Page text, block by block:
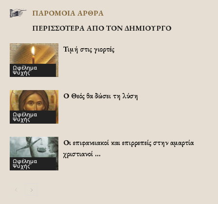
ΠΑΡΟΜΟΙΑ ΑΡΘΡΑ
ΠΕΡΙΣΣΟΤΕΡΑ ΑΠΟ ΤΟΝ ΔΗΜΙΟΥΡΓΟ
Ωφέλημα
Ψυχής
Τιμή στις γιορτές
Ωφέλημα
Ψυχής
Ο Θεός θα δώσει τη λύση
Ωφέλημα
Ψυχής
Οι επιφανειακοί και επιρρεπείς στην αμαρτία
χριστιανοί …